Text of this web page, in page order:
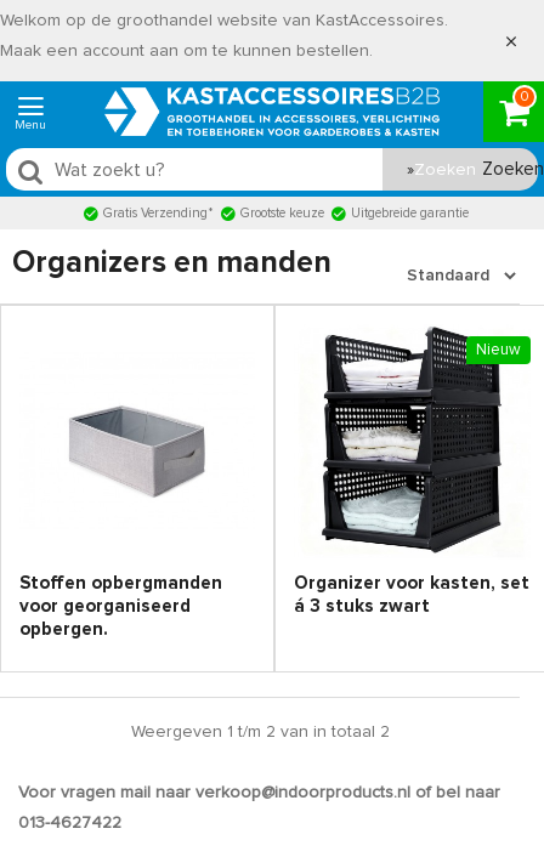
Welkom op de groothandel website van KastAccessoires.
Maak een account aan om te kunnen bestellen.
0
Zoeken
Gratis Verzending* Grootste keuze Uitgebreide garantie
Organizers en manden
Voor vragen mail naar verkoop@indoorproducts.nl of bel naar
013-4627422
Stoffen opbergmanden
voor georganiseerd
opbergen.
Nieuw
Organizer voor kasten, set
á 3 stuks zwart
Weergeven 1 t/m 2 van in totaal 2